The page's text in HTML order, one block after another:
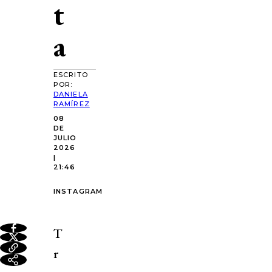
t
a
ESCRITO
POR:
DANIELA
RAMÍREZ
08
DE
JULIO
2026
|
21:46
INSTAGRAM
T
r